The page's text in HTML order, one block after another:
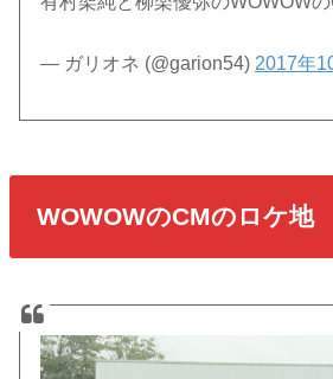
— ガリオネ (@garion54) 2017年
WOWOWのCMのロケ地